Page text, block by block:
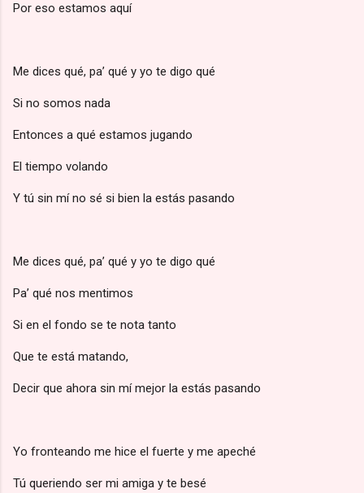
Por eso estamos aquí
Me dices qué, pa’ qué y yo te digo qué
Si no somos nada
Entonces a qué estamos jugando
El tiempo volando
Y tú sin mí no sé si bien la estás pasando
Me dices qué, pa’ qué y yo te digo qué
Pa’ qué nos mentimos
Si en el fondo se te nota tanto
Que te está matando,
Decir que ahora sin mí mejor la estás pasando
Yo fronteando me hice el fuerte y me apeché
Tú queriendo ser mi amiga y te besé